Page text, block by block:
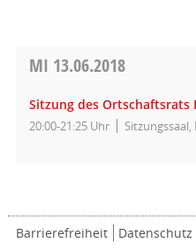
MI 13.06.2018
Sitzung des Ortschaftsrats
20:00-21:25 Uhr
Barrierefreiheit Datenschutz